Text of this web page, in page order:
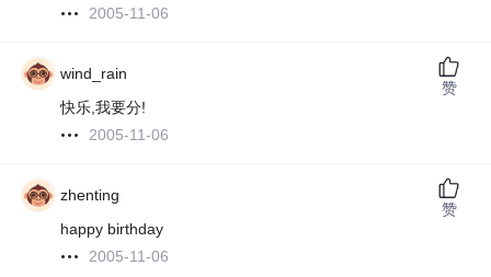
2005-11-06
wind_rain
快乐,我要分!
2005-11-06
赞
zhenting
happy birthday
2005-11-06
赞